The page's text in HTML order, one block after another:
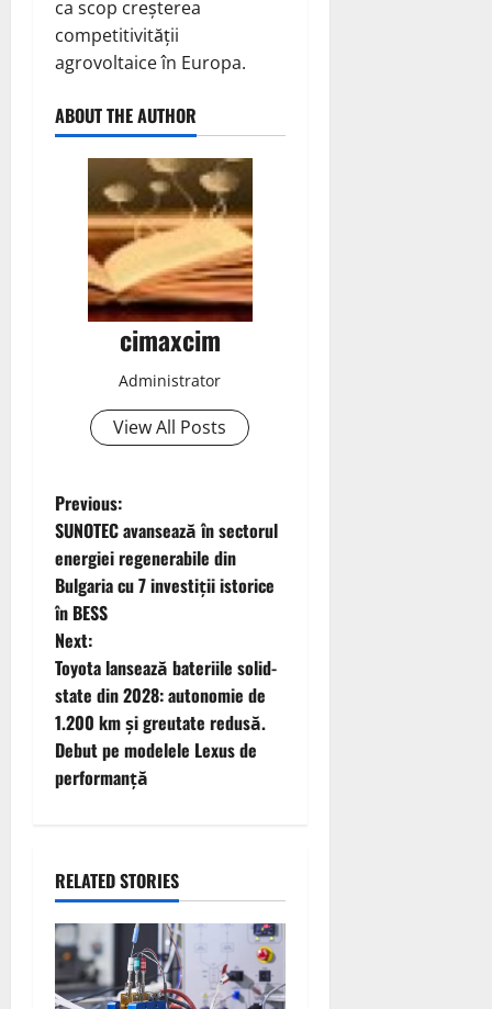
ca scop creșterea
competitivității
agrovoltaice în Europa.
ABOUT THE AUTHOR
cimaxcim
Administrator
View All Posts
P
o
s
t
n
a
v
g
a
t
Previous:
SUNOTEC avansează în sectorul
energiei regenerabile din
Bulgaria cu 7 investiții istorice
în BESS
Next:
Toyota lansează bateriile solid-
state din 2028: autonomie de
1.200 km și greutate redusă.
Debut pe modelele Lexus de
performanță
RELATED STORIES